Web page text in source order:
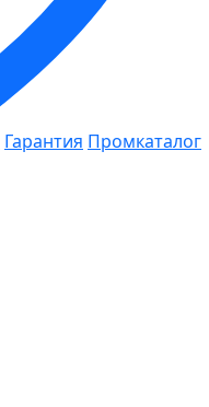
Гарантия Промкаталог